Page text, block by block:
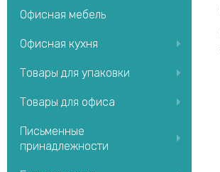
Офисная мебель
Офисная кухня
Товары для упаковки
Товары для офиса
Письменные
принадлежности